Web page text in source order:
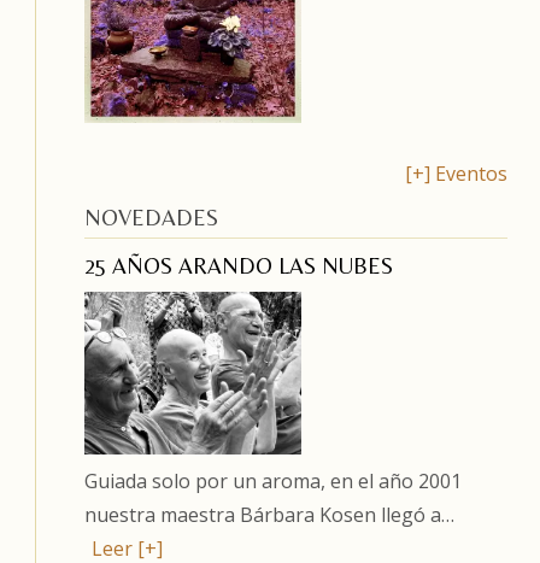
[+] Eventos
NOVEDADES
25 AÑOS ARANDO LAS NUBES
Guiada solo por un aroma, en el año 2001
nuestra maestra Bárbara Kosen llegó a…
Leer [+]